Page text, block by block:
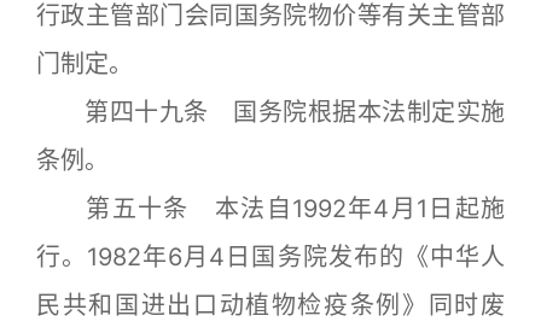
行政主管部门会同国务院物价等有关主管部
门制定。
第四十九条 国务院根据本法制定实施
条例。
第五十条 本法自1992年4月1日起施
行。1982年6月4日国务院发布的《中华人
民共和国进出口动植物检疫条例》同时废